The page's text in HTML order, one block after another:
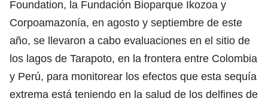
Foundation, la Fundación Bioparque Ikozoa y
Corpoamazonía, en agosto y septiembre de este
año, se llevaron a cabo evaluaciones en el sitio de
los lagos de Tarapoto, en la frontera entre Colombia
y Perú, para monitorear los efectos que esta sequía
extrema está teniendo en la salud de los delfines de